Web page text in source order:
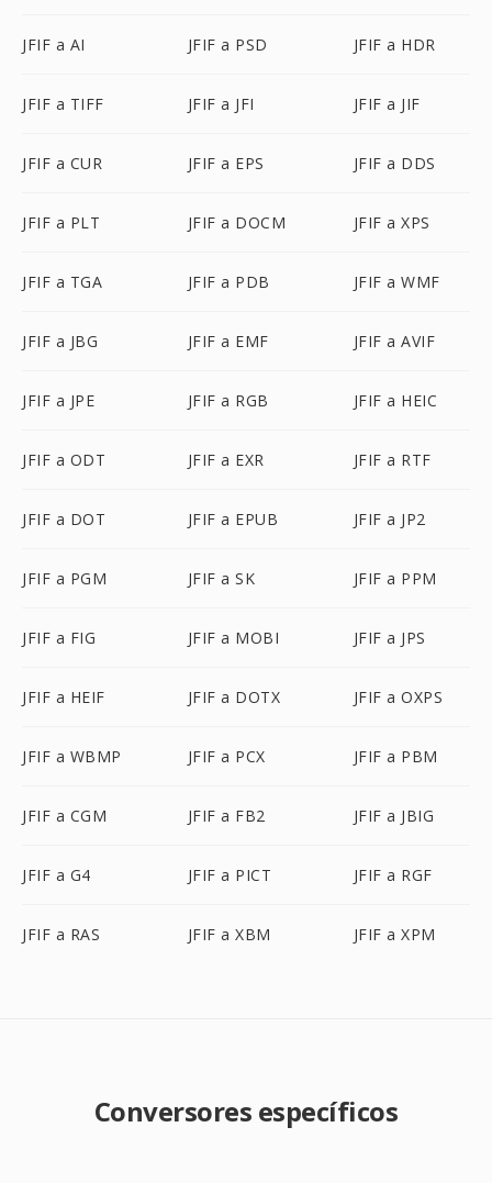
JFIF a AI JFIF a PSD JFIF a HDR
JFIF a TIFF JFIF a JFI JFIF a JIF
JFIF a CUR JFIF a EPS JFIF a DDS
JFIF a PLT JFIF a DOCM JFIF a XPS
JFIF a TGA JFIF a PDB JFIF a WMF
JFIF a JBG JFIF a EMF JFIF a AVIF
JFIF a JPE JFIF a RGB JFIF a HEIC
JFIF a ODT JFIF a EXR JFIF a RTF
JFIF a DOT JFIF a EPUB JFIF a JP2
JFIF a PGM JFIF a SK JFIF a PPM
JFIF a FIG JFIF a MOBI JFIF a JPS
JFIF a HEIF JFIF a DOTX JFIF a OXPS
JFIF a WBMP JFIF a PCX JFIF a PBM
JFIF a CGM JFIF a FB2 JFIF a JBIG
JFIF a G4 JFIF a PICT JFIF a RGF
JFIF a RAS JFIF a XBM JFIF a XPM
Conversores específicos